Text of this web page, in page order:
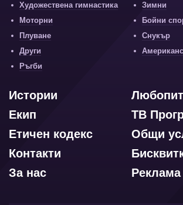
Художествена гимнастика
Зимни
Моторни
Бойни
Плуване
Снукър
Други
Ръгби
Истории
ТВ
Екип
Общи
Етичен кодекс
Контакти
Реклама
За нас